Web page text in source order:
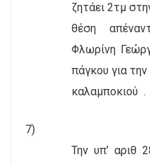
ζητάει 2τμ
θέση
Φλωρίνη
πάγκου για
καλαμποκιού .
7)
Την υπ’ αριθ